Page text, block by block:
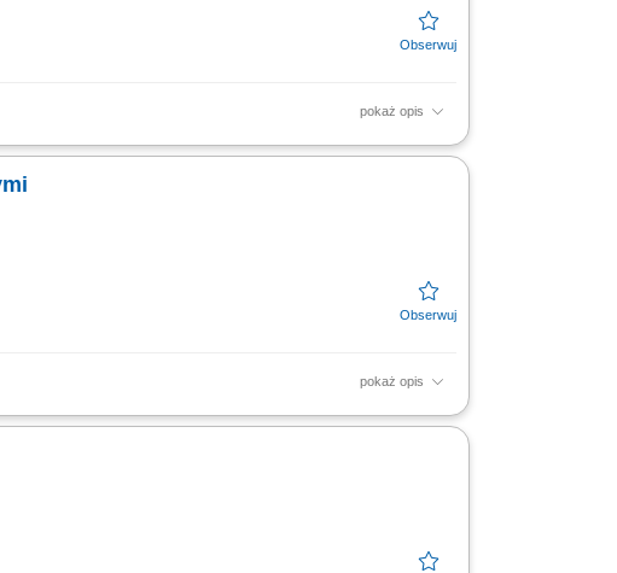
pokaż opis
odpowiedzialny/a za koordynację incydentów
pokaż opis
Operations. Prowadzenie War Room podczas